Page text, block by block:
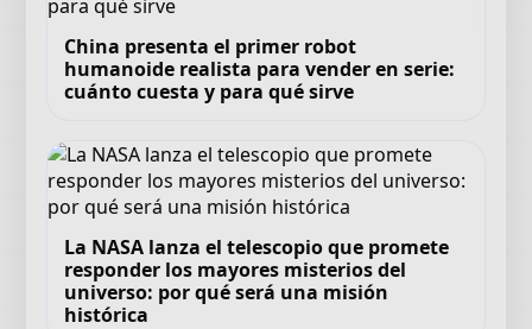
China presenta el primer robot
humanoide realista para vender en serie:
cuánto cuesta y para qué sirve
La NASA lanza el telescopio que promete
responder los mayores misterios del
universo: por qué será una misión
histórica